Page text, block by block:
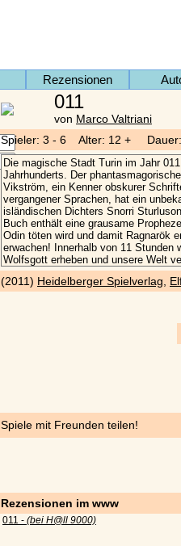
Rezensionen
011
von Marco Valtriani
Spieler: 3 - 6 Alter: 12 + Dauer:
(2011) Heidelberger Spielverlag
Spiele mit Freunden teilen!
Rezensionen im www
011 - (bei H@ll 9000)